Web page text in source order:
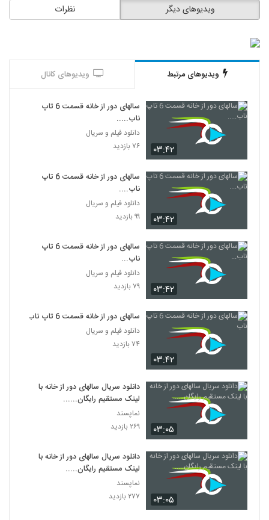
نظرات ویدیوهای دیگر
ویدیوهای مرتبط ویدیوهای کانال
۰۳:۴۲
سالهای دور از خانه قسمت 6 تاپ
ناب.....
دانلود فیلم و سریال
۷۶ بازدید
۰۳:۴۲
سالهای دور از خانه قسمت 6 تاپ
ناب....
دانلود فیلم و سریال
۹۹ بازدید
۰۳:۴۲
سالهای دور از خانه قسمت 6 تاپ
ناب...
دانلود فیلم و سریال
۷۹ بازدید
۰۳:۴۲
سالهای دور از خانه قسمت 6 تاپ ناب
دانلود فیلم و سریال
۷۴ بازدید
۰۳:۰۵
دانلود سریال سالهای دور از خانه با
لینک مستقیم رایگان......
نماپسند
۲۶۹ بازدید
۰۳:۰۵
دانلود سریال سالهای دور از خانه با
لینک مستقیم رایگان.....
نماپسند
۲۷۷ بازدید